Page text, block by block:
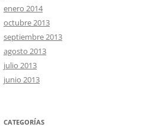
enero 2014
octubre 2013
septiembre 2013
agosto 2013
julio 2013
junio 2013
CATEGORÍAS